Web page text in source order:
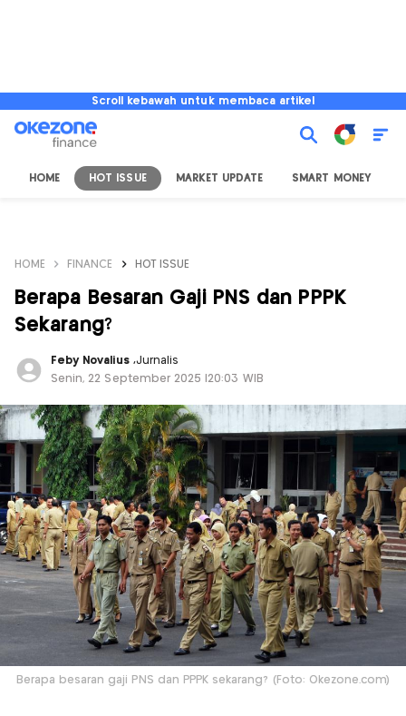
Scroll kebawah untuk membaca artikel
HOME HOT ISSUE MARKET UPDATE SMART MONEY
HOME FINANCE HOT ISSUE
Berapa Besaran Gaji PNS dan PPPK
Sekarang?
Feby Novalius ,Jurnalis
Senin, 22 September 2025 |20:03 WIB
Berapa besaran gaji PNS dan PPPK sekarang? (Foto: Okezone.com)